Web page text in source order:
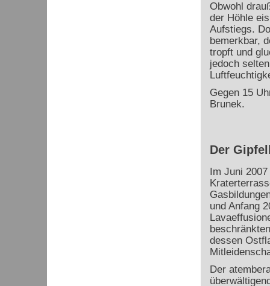
Obwohl
der Höhle
Aufstiegs.
bemerkbar,
tropft und
jedoch
Gegen 15
Brunek.
Der
Im Juni
und Anfang
dessen
Der